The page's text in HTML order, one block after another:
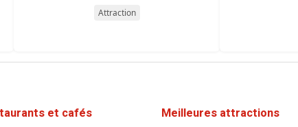
Attraction
et cafés
Meilleures attractions